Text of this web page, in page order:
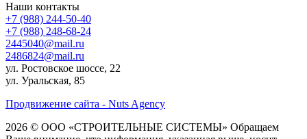
Наши контакты
+7 (988) 244-50-40
+7 (988) 248-68-24
2445040@mail.ru
2486824@mail.ru
ул. Ростовское шоссе, 22
ул. Уральская, 85
Продвижение сайта - Nuts Agency
2026 © ООО «СТРОИТЕЛЬНЫЕ СИСТЕМЫ» Обращаем